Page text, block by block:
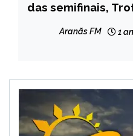
NOTÍCIAS
das semifinais,
Aranãs FM 1